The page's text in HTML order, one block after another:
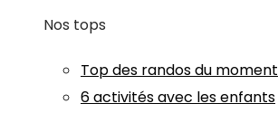
Nos tops
Top des randos du moment
6 activités avec les enfants